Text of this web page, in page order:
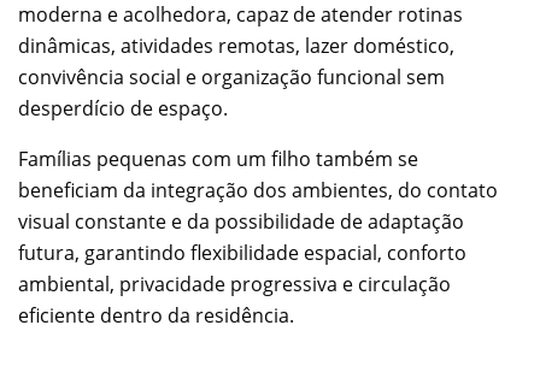
moderna e acolhedora, capaz de atender rotinas
dinâmicas, atividades remotas, lazer doméstico,
convivência social e organização funcional sem
desperdício de espaço.
Famílias pequenas com um filho também se
beneficiam da integração dos ambientes, do contato
visual constante e da possibilidade de adaptação
futura, garantindo flexibilidade espacial, conforto
ambiental, privacidade progressiva e circulação
eficiente dentro da residência.